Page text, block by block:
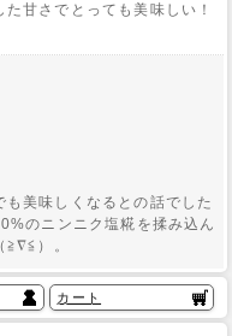
甘さでとっても美味しい！
美味しくなるとの話でした
のニンニク塩糀を揉み込ん
）。
カート